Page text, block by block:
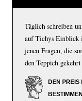
Täglich schreiben
auf Tichys Einblick
jenen Fragen, die
den Teppich
DEN